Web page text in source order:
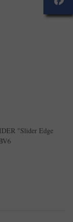
"Slider Edge